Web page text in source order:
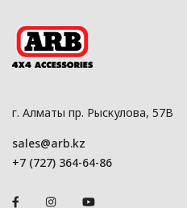
г. Алматы пр. Рыскулова, 57В
sales@arb.kz
+7 (727) 364-64-86